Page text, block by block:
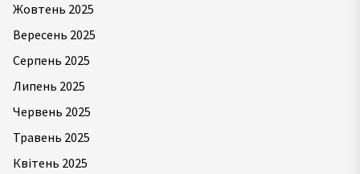
Жовтень 2025
Вересень 2025
Серпень 2025
Липень 2025
Червень 2025
Травень 2025
Квітень 2025